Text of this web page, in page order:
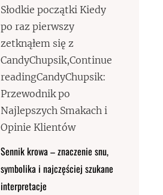
Słodkie początki Kiedy
po raz pierwszy
zetknąłem się z
CandyChupsik,Continue
readingCandyChupsik:
Przewodnik po
Najlepszych Smakach i
Opinie Klientów
Sennik krowa – znaczenie snu,
symbolika i najczęściej szukane
interpretacje